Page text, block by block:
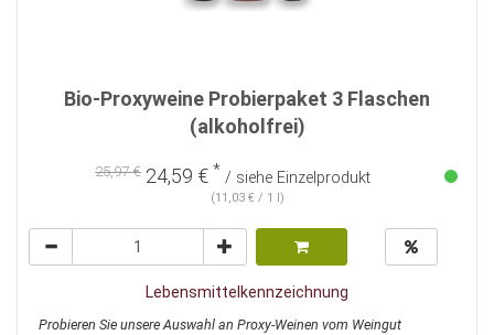
Bio-Proxyweine Probierpaket 3 Flaschen
(alkoholfrei)
25,97 € 24,59 € * / siehe Einzelprodukt
(11,03 € / 1 l)
Lebensmittelkennzeichnung
Probieren Sie unsere Auswahl an Proxy-Weinen vom Weingut